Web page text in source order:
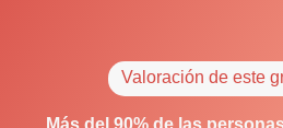
Valoración de este
Más del 90% de las